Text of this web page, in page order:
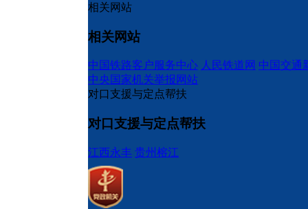
相关网站
相关网站
中国铁路客户服务中心 人民铁道网 中国交通
中央国家机关举报网站
对口支援与定点帮扶
对口支援与定点帮扶
江西永丰 贵州榕江